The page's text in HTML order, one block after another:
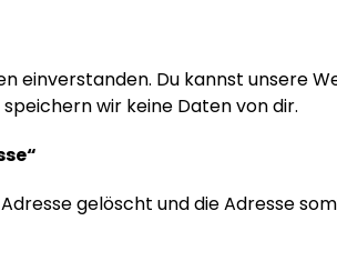
einverstanden. Du kannst unsere
wir keine Daten von dir.
gelöscht und die Adresse